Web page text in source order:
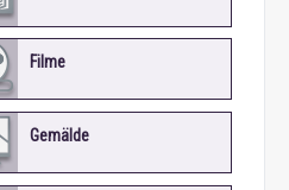
Filme
Gemälde